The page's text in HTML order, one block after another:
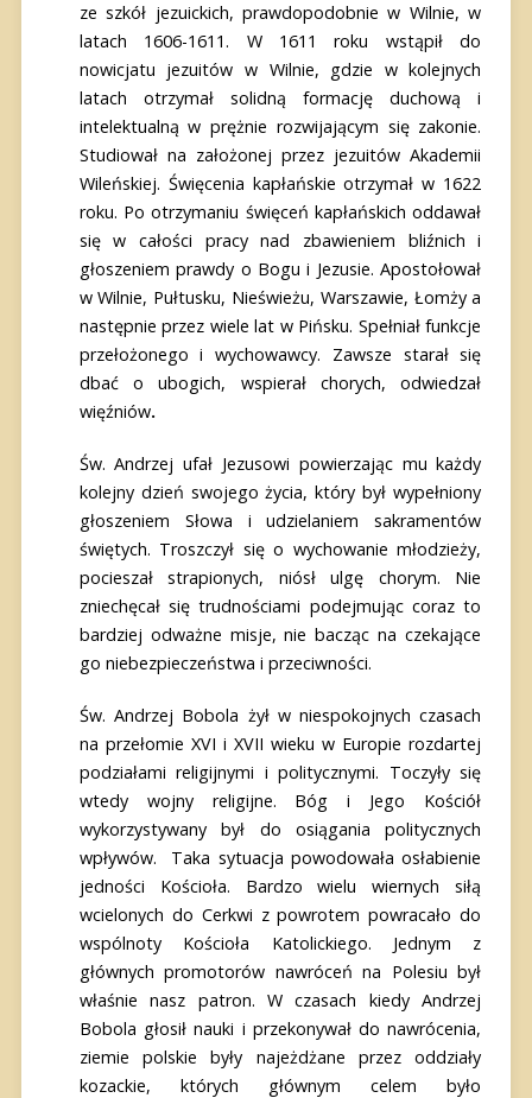
ze szkół jezuickich, prawdopodobnie w Wilnie, w
latach 1606-1611. W 1611 roku wstąpił do
nowicjatu jezuitów w Wilnie, gdzie w kolejnych
latach otrzymał solidną formację duchową i
intelektualną w prężnie rozwijającym się zakonie.
Studiował na założonej przez jezuitów Akademii
Wileńskiej. Święcenia kapłańskie otrzymał w 1622
roku. Po otrzymaniu święceń kapłańskich oddawał
się w całości pracy nad zbawieniem bliźnich i
głoszeniem prawdy o Bogu i Jezusie. Apostołował
w Wilnie, Pułtusku, Nieświeżu, Warszawie, Łomży a
następnie przez wiele lat w Pińsku. Spełniał funkcje
przełożonego i wychowawcy. Zawsze starał się
dbać o ubogich, wspierał chorych, odwiedzał
więźniów.
Św. Andrzej ufał Jezusowi powierzając mu każdy
kolejny dzień swojego życia, który był wypełniony
głoszeniem Słowa i udzielaniem sakramentów
świętych. Troszczył się o wychowanie młodzieży,
pocieszał strapionych, niósł ulgę chorym. Nie
zniechęcał się trudnościami podejmując coraz to
bardziej odważne misje, nie bacząc na czekające
go niebezpieczeństwa i przeciwności.
Św. Andrzej Bobola żył w niespokojnych czasach
na przełomie XVI i XVII wieku w Europie rozdartej
podziałami religijnymi i politycznymi. Toczyły się
wtedy wojny religijne. Bóg i Jego Kościół
wykorzystywany był do osiągania politycznych
wpływów. Taka sytuacja powodowała osłabienie
jedności Kościoła. Bardzo wielu wiernych siłą
wcielonych do Cerkwi z powrotem powracało do
wspólnoty Kościoła Katolickiego. Jednym z
głównych promotorów nawróceń na Polesiu był
właśnie nasz patron. W czasach kiedy Andrzej
Bobola głosił nauki i przekonywał do nawrócenia,
ziemie polskie były najeżdżane przez oddziały
kozackie, których głównym celem było